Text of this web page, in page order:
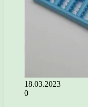
18.03.2023
0